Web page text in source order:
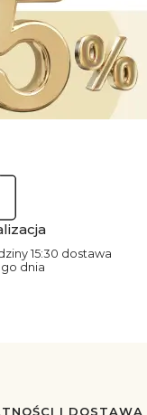
15:30 dostawa
dnia
I DOSTAWA